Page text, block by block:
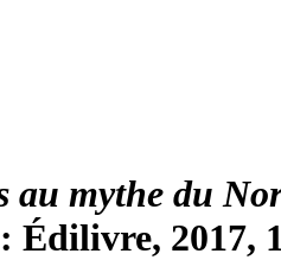
au mythe du
Édilivre, 2017,